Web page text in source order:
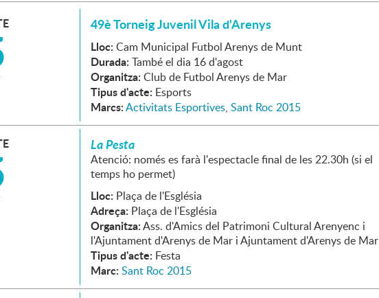
49è Torneig Juvenil Vila d'Arenys
Lloc: Cam Municipal Futbol Arenys de Munt
Durada: També el dia 16 d'agost
Organitza: Club de Futbol Arenys de Mar
Tipus d'acte: Esports
Marcs:Activitats Esportives, Sant Roc 2015
La Pesta
Atenció: només es farà l'espectacle final de les 22.30h (si el
temps ho permet)
Lloc: Plaça de l'Església
Adreça: Plaça de l'Església
Organitza:Ass. d'Amics del Patrimoni Cultural Arenyenc i
l'Ajuntament d'Arenys de Mar i Ajuntament d'Arenys de Mar
Tipus d'acte: Festa
Marc: Sant Roc 2015